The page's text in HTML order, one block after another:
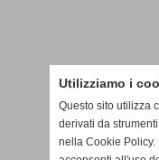
Utilizziamo i
Questo sito utilizza
derivati da
nella Cookie Policy.